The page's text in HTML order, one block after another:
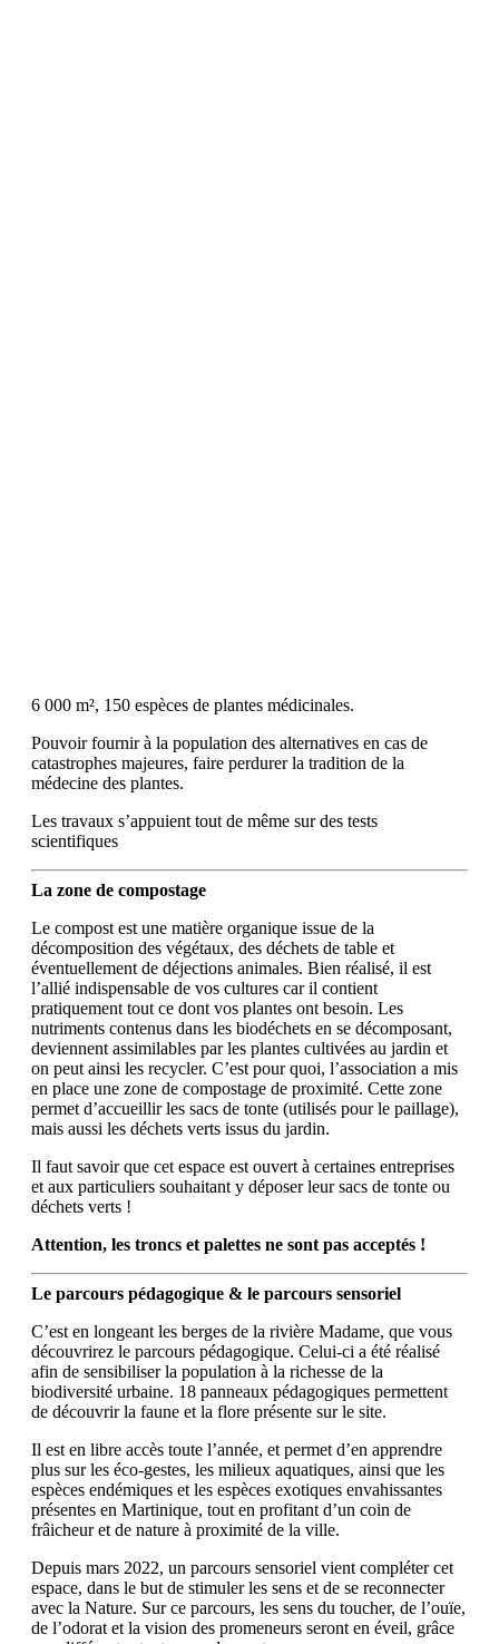
6 000 m², 150 espèces de plantes médicinales.
Pouvoir fournir à la population des alternatives en cas de
catastrophes majeures, faire perdurer la tradition de la
médecine des plantes.
Les travaux s’appuient tout de même sur des tests
scientifiques
La zone de compostage
Le compost est une matière organique issue de la
décomposition des végétaux, des déchets de table et
éventuellement de déjections animales. Bien réalisé, il est
l’allié indispensable de vos cultures car il contient
pratiquement tout ce dont vos plantes ont besoin. Les
nutriments contenus dans les biodéchets en se décomposant,
deviennent assimilables par les plantes cultivées au jardin et
on peut ainsi les recycler. C’est pour quoi, l’association a mis
en place une zone de compostage de proximité. Cette zone
permet d’accueillir les sacs de tonte (utilisés pour le paillage),
mais aussi les déchets verts issus du jardin.
Il faut savoir que cet espace est ouvert à certaines entreprises
et aux particuliers souhaitant y déposer leur sacs de tonte ou
déchets verts !
Attention, les troncs et palettes ne sont pas acceptés !
Le parcours pédagogique & le parcours sensoriel
C’est en longeant les berges de la rivière Madame, que vous
découvrirez le parcours pédagogique. Celui-ci a été réalisé
afin de sensibiliser la population à la richesse de la
biodiversité urbaine. 18 panneaux pédagogiques permettent
de découvrir la faune et la flore présente sur le site.
Il est en libre accès toute l’année, et permet d’en apprendre
plus sur les éco-gestes, les milieux aquatiques, ainsi que les
espèces endémiques et les espèces exotiques envahissantes
présentes en Martinique, tout en profitant d’un coin de
frâicheur et de nature à proximité de la ville.
Depuis mars 2022, un parcours sensoriel vient compléter cet
espace, dans le but de stimuler les sens et de se reconnecter
avec la Nature. Sur ce parcours, les sens du toucher, de l’ouïe,
de l’odorat et la vision des promeneurs seront en éveil, grâce